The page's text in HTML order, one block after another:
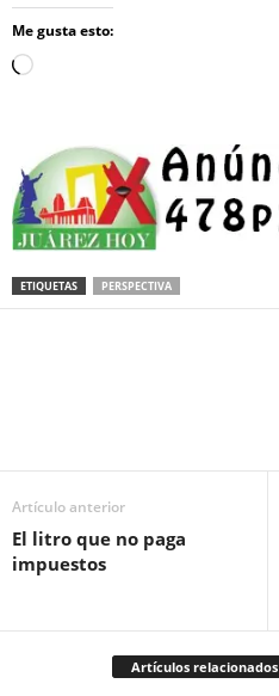
Me gusta esto:
Loading…
ETIQUETAS PERSPECTIVA
Artículo anterior
El litro que no paga
impuestos
Artículos relacionados